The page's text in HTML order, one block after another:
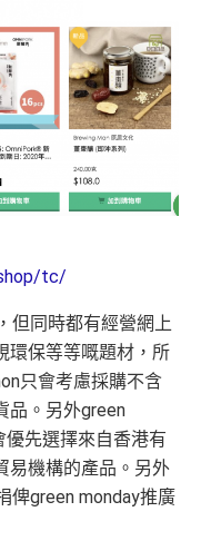
tc/
但同時都有經營網上
環保等等嘅題材，所
只會考慮採購不含
品。另外green
先選擇來自香港有
易機構的產品。另外
俾green monday推廣